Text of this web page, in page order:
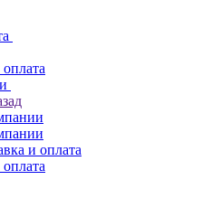
и оплата